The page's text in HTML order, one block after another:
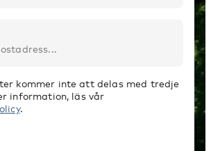
kommer inte att delas med tredje
information, läs vår
.